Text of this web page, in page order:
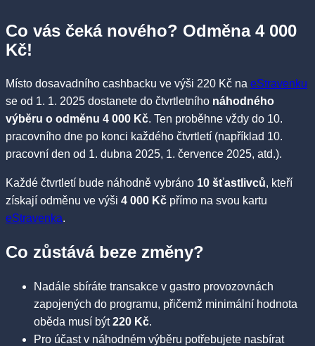
Co vás čeká nového? Odměna 4 000
Kč!
Místo dosavadního cashbacku ve výši 220 Kč na eStravenku
se od 1. 1. 2025 dostanete do čtvrtletního náhodného
výběru o odměnu 4 000 Kč. Ten proběhne vždy do 10.
pracovního dne po konci každého čtvrtletí (například 10.
pracovní den od 1. dubna 2025, 1. července 2025, atd.).
Každé čtvrtletí bude náhodně vybráno 10 šťastlivců, kteří
získají odměnu ve výši 4 000 Kč přímo na svou kartu
eStravenka.
Co zůstává beze změny?
Nadále sbíráte transakce v gastro provozovnách
zapojených do programu, přičemž minimální hodnota
oběda musí být220 Kč.
Pro účast v náhodném výběru potřebujete nasbírat